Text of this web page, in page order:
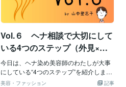
高い様にも見えたりしませんか？本当に
自分に自信があって自己肯定感が安定し
ている人は、他人どうこうではなく自分
軸で生きています。なので他人の容姿に
執着したり攻撃的な事をわざ
に自信がなくて、 人の視線にビクッとす
るタイプでした。 その「敏感さ」が、い
まは人の気持ちを察する力になっている
のかもしれません。 INFJは“静かな理想主
義者”と言われるそうで、 「人の役に立ち
たい」と思うと、 ちょっと頑張りすぎる
くらい動いてしまう。 でもその反面、慎
重だったり、悩みすぎたりもします。正
直、弱点も多い性格です。 でも、外見の
Vol.６ ヘナ相談で大切にして
いる4つのステップ（外見×髪
のケア）
今日は、ヘナ染め美容師のわたしが大事
にしている“4つのステップ”を紹介しま
す。① 大まかな“全体像”を伝えるヘナは記事
美容・ファッション